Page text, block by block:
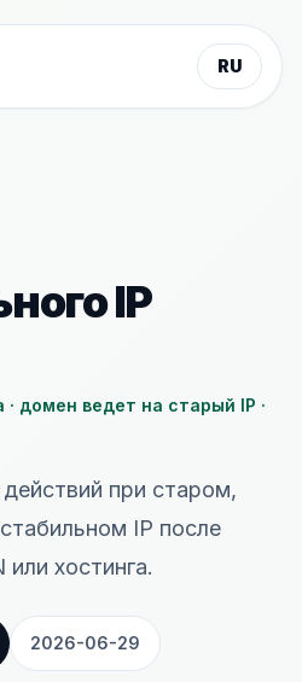
RU
IP
домен ведет на старый IP ·
при старом,
IP после
хостинга.
2026-06-29